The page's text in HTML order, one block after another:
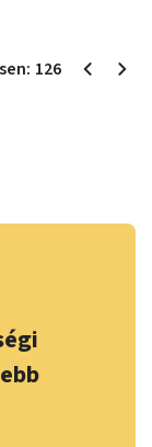
126